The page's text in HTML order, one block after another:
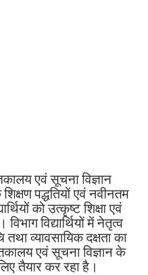
एवं सूचना विज्ञान
पद्धतियों एवं नवीनतम
को उत्कृष्ट शिक्षा एवं
विद्यार्थियों में नेतृत्व
व्यावसायिक दक्षता का
एवं सूचना विज्ञान के
तैयार कर रहा है।